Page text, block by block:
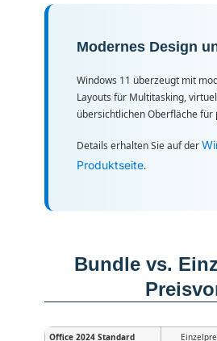
Modernes Design
Windows 11 überzeugt mit
Layouts für Multitasking,
übersichtlichen Oberfläche
Details erhalten Sie auf der
Produktseite.
Bundle vs.
Office 2024 Standard